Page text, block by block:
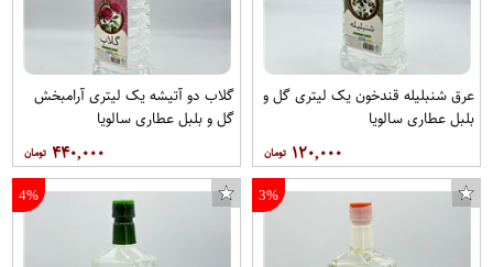
عرق شنبلیله قندخون یک لیتری گل و
بلبل عطاری سالویا
۱۲۰,۰۰۰
گلاب دو آتیشه یک لیتری آرامبخش
گل و بلبل عطاری سالویا
۴۴۰,۰۰۰
3%
4%